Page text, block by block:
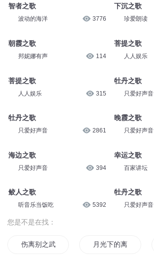
智者之歌
波动的海洋 3776
朝霞之歌
邦妮娜有声 114
菩提之歌
人人娱乐 315
牡丹之歌
只爱好声音 2861
海边之歌
只爱好声音 394
鲛人之歌
听音乐当饭吃 5392
下沉之歌
珍爱朗读
菩提之歌
人人娱乐
牡丹之歌
只爱好声音
晚霞之歌
只爱好声音
幸运之歌
百家讲坛
牡丹之歌
只爱好声音
您是不是在找：
伤离别之武殇 月光下的离殇